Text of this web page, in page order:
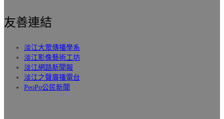
友善連結
淡江大眾傳播學系
淡江影像藝術工坊
淡江網路新聞報
淡江之聲廣播電台
PeoPo公民新聞